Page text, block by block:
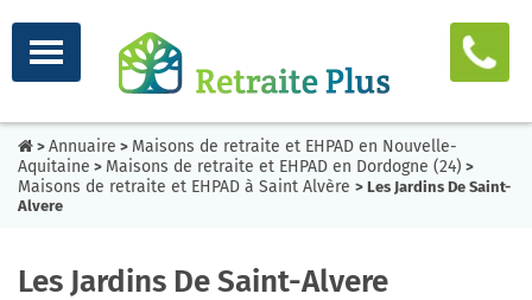
> Annuaire > Maisons de retraite et EHPAD en Nouvelle-
Aquitaine > Maisons de retraite et EHPAD en Dordogne (24) >
Maisons de retraite et EHPAD à Saint Alvère > Les Jardins De Saint-
Alvere
Les Jardins De Saint-Alvere